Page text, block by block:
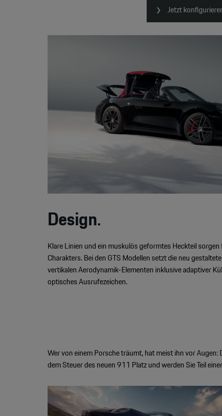
Jetzt
Design.
Klare Linien und ein muskulös geformtes Heckteil
Charakters. Bei den GTS Modellen setzt die neu
vertikalen Aerodynamik-Elementen inklusive adaptiver
optisches Ausrufezeichen.
Wer von einem Porsche träumt, hat meist ihn vor
dem Steuer des neuen 911 Platz und werden Sie Teil